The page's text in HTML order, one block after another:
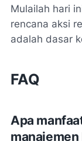
Mulailah hari
rencana aksi
adalah dasar
FAQ
Apa